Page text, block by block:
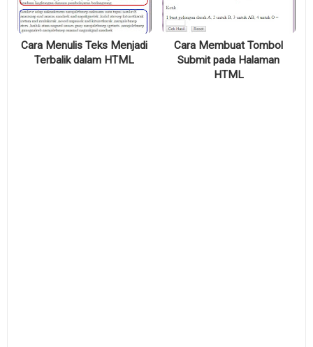
Cara Menulis Teks Menjadi
Terbalik dalam HTML
Cara Membuat Tombol
Submit pada Halaman
HTML